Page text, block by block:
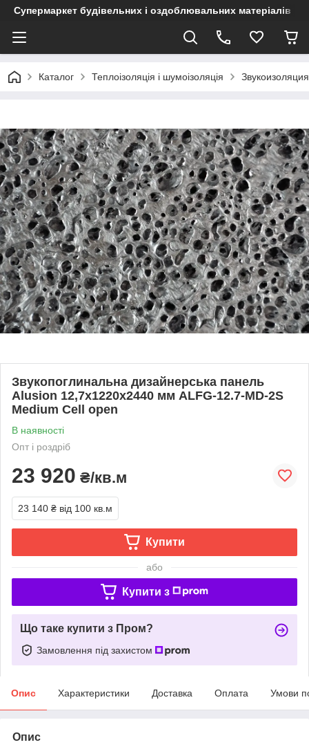
Супермаркет будівельних і оздоблювальних матеріалів
Каталог Теплоізоляція і шумоізоляція
Звукопоглинальна дизайнерська панель
Alusion 12,7х1220х2440 мм ALFG-12.7-MD-2S
Medium Cell open
В наявності
Опт і роздріб
23 920 ₴/кв.м
23 140 ₴ від 100 кв.м
Купити
або
Купити з
Що таке купити з Пром?
Замовлення під захистом
Опис Характеристики Доставка Оплата Умови
Опис